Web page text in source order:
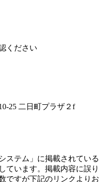
ください
25 二日町プラザ２f
ステム」に掲載されている
ています。掲載内容に誤り
ですが下記のリンクよりお